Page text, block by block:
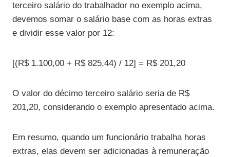
terceiro salário do trabalhador no exemplo acima,
devemos somar o salário base com as horas extras
e dividir esse valor por 12:
[(R$ 1.100,00 + R$ 825,44) / 12] = R$ 201,20
O valor do décimo terceiro salário seria de R$
201,20, considerando o exemplo apresentado acima.
Em resumo, quando um funcionário trabalha horas
extras, elas devem ser adicionadas à remuneração